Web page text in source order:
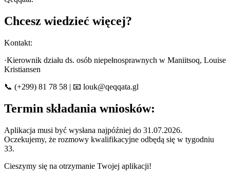
Chcesz wiedzieć więcej?
Kontakt:
·Kierownik działu ds. osób niepełnosprawnych w Maniitsoq, Louise
Kristiansen
📞 (+299) 81 78 58 | 📧 louk@qeqqata.gl
Termin składania wniosków:
Aplikacja musi być wysłana najpóźniej do 31.07.2026.
Oczekujemy, że rozmowy kwalifikacyjne odbędą się w tygodniu
33.
Cieszymy się na otrzymanie Twojej aplikacji!